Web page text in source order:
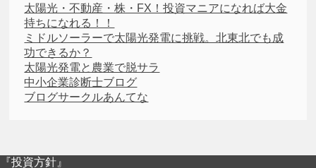
太陽光・不動産・株・FX！投資マニアになれば大金
持ちになれる！！
ミドルソーラーで太陽光発電に挑戦。北東北でも成
功できるか？
太陽光発電と農業で脱サラ
中小企業診断士ブログ
ブログサークルあんてな
『投資方針』